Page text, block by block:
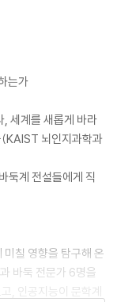
는가
세계를 새롭게 바라
(KAIST 뇌인지과학과
계 전설들에게 직
칠 영향을 탐구해 온
바둑 전문가 6명을
, 인공지능이 문학계